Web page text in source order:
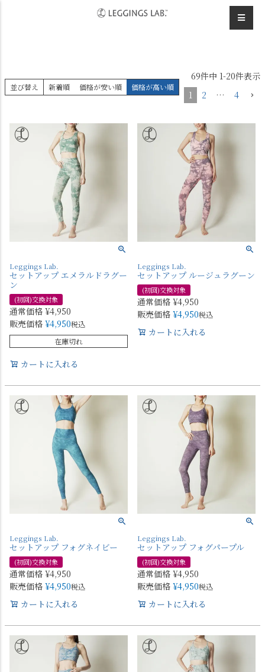
デザインレギンス
並び替え 新着順 価格が安い順 価格が高い順
69件中 1-20件表示
1
2 … 4
Leggings Lab.
セットアップ エメラルドラグー
ン
(初回)交換対象
通常価格 ¥4,950
販売価格 ¥4,950税込
在庫切れ
カートに入れる
Leggings Lab.
セットアップ ルージュラグーン
(初回)交換対象
通常価格 ¥4,950
販売価格 ¥4,950税込
カートに入れる
Leggings Lab.
セットアップ フォグネイビー
(初回)交換対象
通常価格 ¥4,950
販売価格 ¥4,950税込
カートに入れる
Leggings Lab.
セットアップ フォグパープル
(初回)交換対象
通常価格 ¥4,950
販売価格 ¥4,950税込
カートに入れる